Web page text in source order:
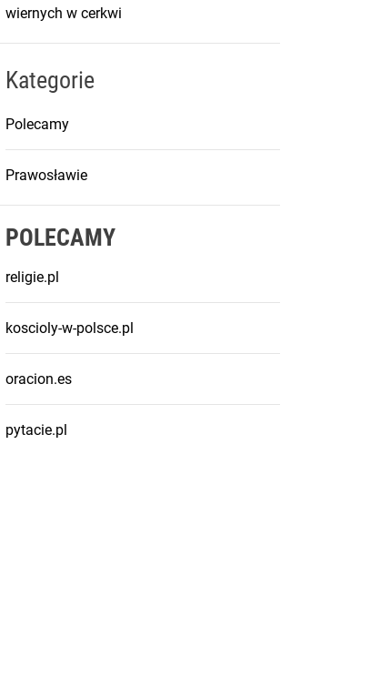
wiernych w cerkwi
Kategorie
Polecamy
Prawosławie
POLECAMY
religie.pl
koscioly-w-polsce.pl
oracion.es
pytacie.pl